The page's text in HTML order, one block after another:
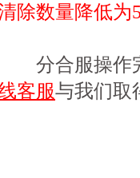
除数量降低为
分合服操作完
客服与我们取